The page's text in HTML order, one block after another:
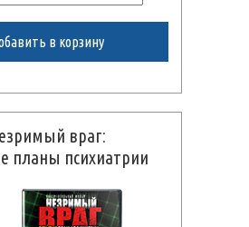
в корзину
враг:
планы психиатрии